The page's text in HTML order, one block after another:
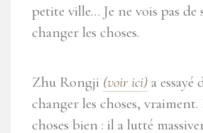
petite ville… Je ne vois pas
changer les choses.
Zhu Rongji (voir ici) a essayé
changer les choses,
choses bien : il a lutté